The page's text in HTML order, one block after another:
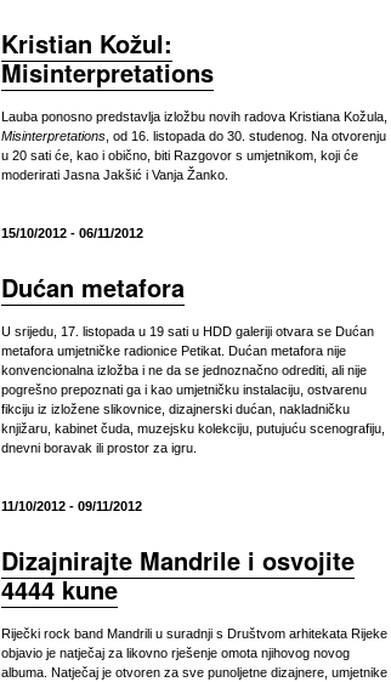
Kristian Kožul:
Misinterpretations
Lauba ponosno predstavlja izložbu novih radova Kristiana Kožula,
Misinterpretations , od 16. listopada do 30. studenog. Na otvorenju
u 20 sati će, kao i obično, biti Razgovor s umjetnikom, koji će
moderirati Jasna Jakšić i Vanja Žanko.
15/10/2012 - 06/11/2012
Dućan metafora
U srijedu, 17. listopada u 19 sati u HDD galeriji otvara se Dućan
metafora umjetničke radionice Petikat. Dućan metafora nije
konvencionalna izložba i ne da se jednoznačno odrediti, ali nije
pogrešno prepoznati ga i kao umjetničku instalaciju, ostvarenu
fikciju iz izložene slikovnice, dizajnerski dućan, nakladničku
knjižaru, kabinet čuda, muzejsku kolekciju, putujuću scenografiju,
dnevni boravak ili prostor za igru.
11/10/2012 - 09/11/2012
Dizajnirajte Mandrile i osvojite
4444 kune
Riječki rock band Mandrili u suradnji s Društvom arhitekata Rijeke
objavio je natječaj za likovno rješenje omota njihovog novog
albuma. Natječaj je otvoren za sve punoljetne dizajnere, umjetnike